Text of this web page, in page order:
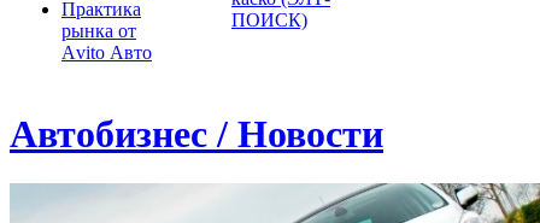
Практика
рынка от
Аvito Авто
ПОИСК)
Автобизнес / Новости